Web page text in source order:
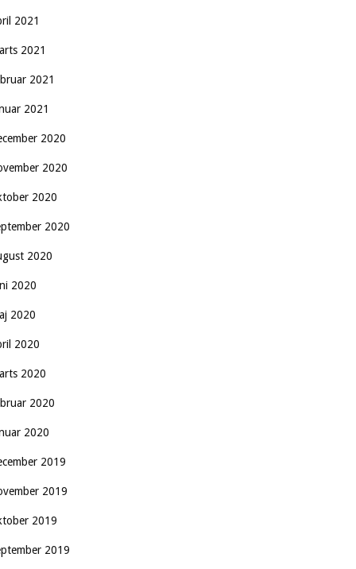
2021
2021
2021
2021
2020
2020
2020
2020
2020
2020
2020
2020
2020
2020
2020
2019
2019
2019
2019